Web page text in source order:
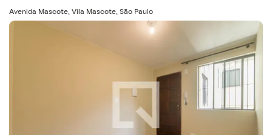
Avenida Mascote, Vila Mascote, São Paulo